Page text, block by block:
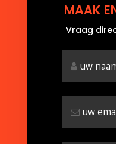
MAAK
Vraag
uw
uw